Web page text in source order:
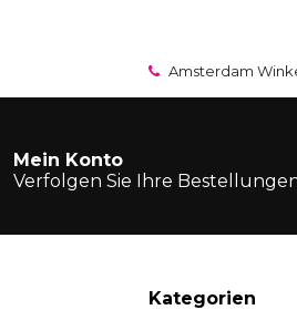
Amsterdam
Mein Konto
Verfolgen Sie Ihre
Kategorien